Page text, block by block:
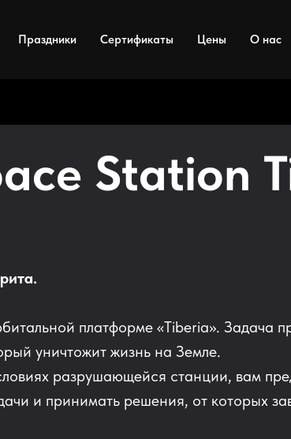
Праздники Сертификаты Цены О нас
Station
платформе «Tiberia». Задача
уничтожит жизнь на Земле.
разрушающейся станции, вам
и принимать решения, от которых